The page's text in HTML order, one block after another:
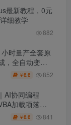
最新教程，0元
细教学
882
时量产全套原
，全自动变现
￥6.6 852
AI协同编程
加载项落地
￥6.6 841